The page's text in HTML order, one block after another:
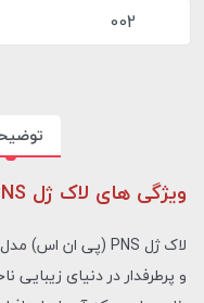
002
ویژگی های لاک ژل PNSمدل TOP GLITTER
و پرطرفدار در دنیای